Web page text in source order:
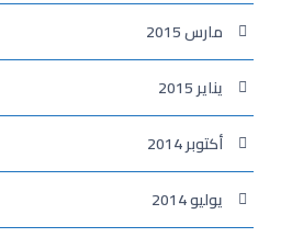
مارس 2015
يناير 2015
أكتوبر 2014
يوليو 2014